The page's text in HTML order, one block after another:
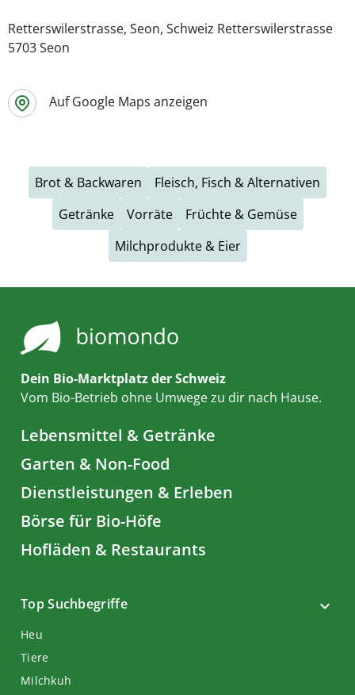
Retterswilerstrasse, Seon, Schweiz Retterswilerstrasse
5703 Seon
Auf Google Maps anzeigen
Brot & Backwaren
Fleisch, Fisch & Alternativen
Getränke
Vorräte
Früchte & Gemüse
Milchprodukte & Eier
Dein Bio-Marktplatz der Schweiz
Vom Bio-Betrieb ohne Umwege zu dir nach Hause.
Lebensmittel & Getränke
Garten & Non-Food
Dienstleistungen & Erleben
Börse für Bio-Höfe
Hofläden & Restaurants
Top Suchbegriffe
Heu
Tiere
Milchkuh